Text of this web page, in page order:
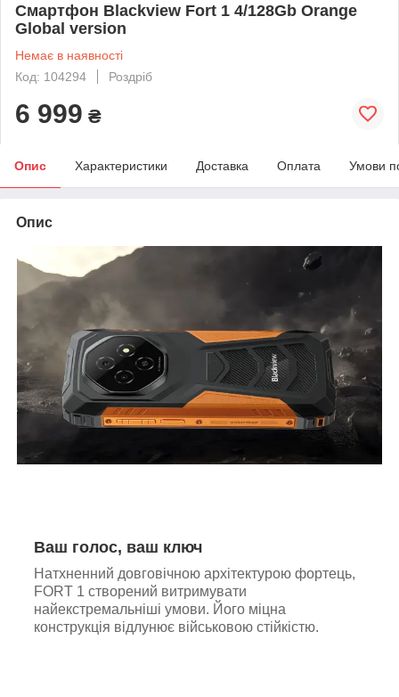
Смартфон Blackview Fort 1 4/128Gb Orange
Global version
Немає в наявності
Код: 104294
Роздріб
6 999 ₴
Опис Характеристики Доставка Оплата Умови
Опис
Ваш голос, ваш ключ
Натхненний довговічною архітектурою фортець,
FORT 1 створений витримувати
найекстремальніші умови. Його міцна
конструкція відлунює військовою стійкістю.